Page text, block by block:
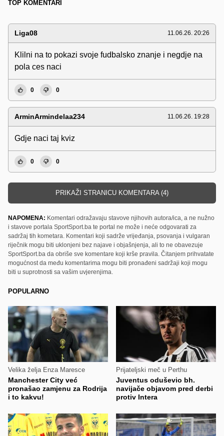
TOP KOMENTARI
Liga08 11.06.26. 20:26
Klilni na to pokazi svoje fudbalsko znanje i negdje na
pola ces naci
0 0
ArminArmindelaa234 11.06.26. 19:28
Gdje naci taj kviz
0 0
PRIKAŽI STRANICU KOMENTARA (4)
NAPOMENA: Komentari odražavaju stavove njihovih autora/ica, a ne nužno
i stavove portala SportSport.ba te portal ne može i neće odgovarati za
sadržaj tih kometara. Komentari koji sadrže vrijeđanja, psovanja i vulgaran
riječnik mogu biti uklonjeni bez najave i objašnjenja, ali to ne obavezuje
SportSport.ba da obriše sve komentare koji krše pravila. Čitanjem prihvatate
mogućnost da među komentarima mogu biti pronađeni sadržaji koji mogu
biti u suprotnosti sa vašim uvjerenjima.
POPULARNO
Velika želja Enza Maresce
Manchester City već
pronašao zamjenu za Rodrija
i to kakvu!
Prijateljski meč u Perthu
Juventus oduševio bh.
navijače objavom pred derbi
protiv Intera